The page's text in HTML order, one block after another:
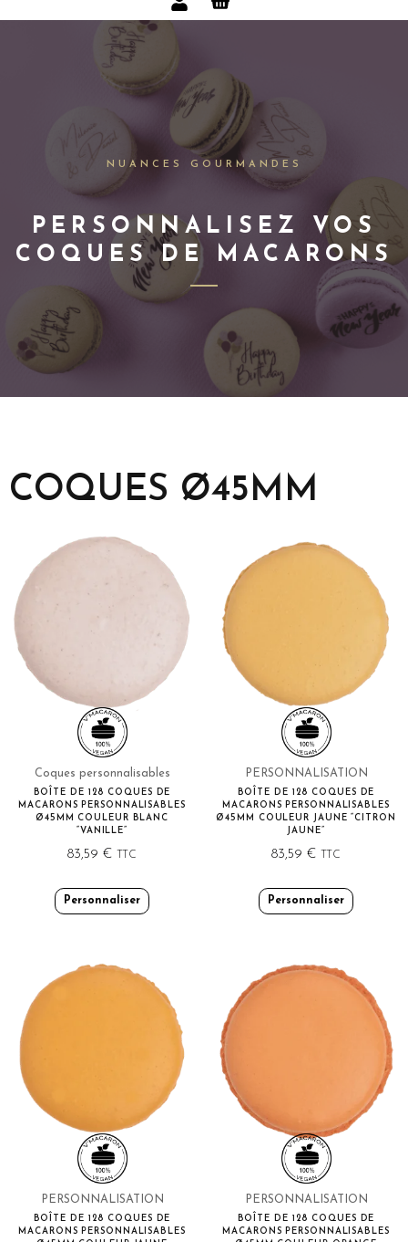
NUANCES GOURMANDES
PERSONNALISEZ VOS
COQUES DE MACARONS
COQUES Ø45MM
Coques personnalisables
BOÎTE DE 128 COQUES DE
MACARONS PERSONNALISABLES
Ø45MM COULEUR BLANC
“VANILLE”
83,59 € TTC
Personnaliser
PERSONNALISATION
BOÎTE DE 128 COQUES DE
MACARONS PERSONNALISABLES
Ø45MM COULEUR JAUNE “CITRON
JAUNE”
83,59 € TTC
Personnaliser
PERSONNALISATION
BOÎTE DE 128 COQUES DE
MACARONS PERSONNALISABLES
PERSONNALISATION
BOÎTE DE 128 COQUES DE
MACARONS PERSONNALISABLES